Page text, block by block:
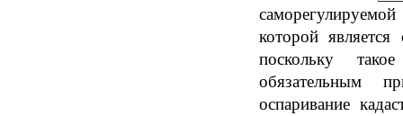
которой
поскольку
обязательным
оспаривание